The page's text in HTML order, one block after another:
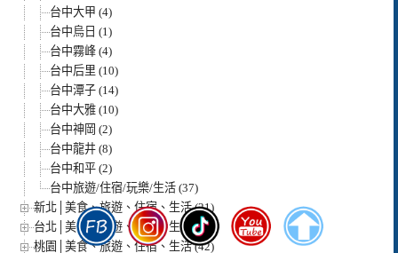
台中大甲 (4)
台中烏日 (1)
台中霧峰 (4)
台中后里 (10)
台中潭子 (14)
台中大雅 (10)
台中神岡 (2)
台中龍井 (8)
台中和平 (2)
台中旅遊/住宿/玩樂/生活 (37)
新北│美食、旅遊、住宿、生活 (21)
台北│美食、旅遊、住宿、生活 (6)
桃園│美食、旅遊、住宿、生活 (42)